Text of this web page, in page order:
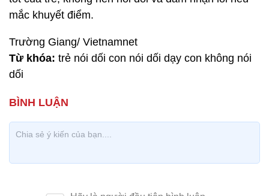
mắc khuyết điểm.
Trường Giang/ Vietnamnet
Từ khóa: trẻ nói dối con nói dối dạy con không nói
dối